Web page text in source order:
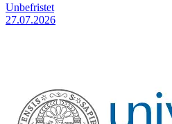
Unbefristet
27.07.2026